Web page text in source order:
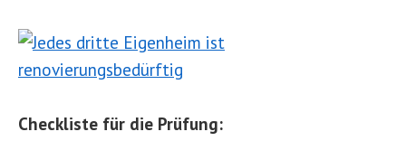
Checkliste für die Prüfung: